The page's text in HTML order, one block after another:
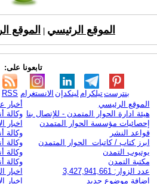
الموقع الرئيسي الموقع
تابعونا على:
RSS الانستغرام لينكدإن تيلكرامبنترست
الموقع الرئيسي
هيئة ادارة الحوار المتمدن - للإتصال بنا
إحصائيات مؤسسة الحوار المتمدن
قواعد النشر
ابرز كتاب / كاتبات الحوار المتمدن
يوتيوب التمدن
مكتبة التمدن
عدد الزوار: 3,427,941,661
اضافة موضوع جديد
أخبار
وكالة
اخبار
وكالة
وكالة
وكالة
وكالة
اخبار
اخبار